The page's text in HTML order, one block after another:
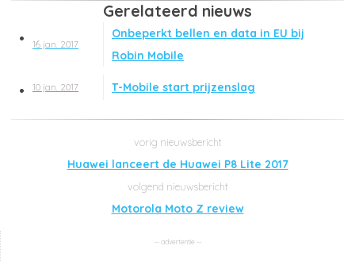
Gerelateerd nieuws
16 jan. 2017
Onbeperkt bellen en data in EU bij
Robin Mobile
10 jan. 2017 T-Mobile start prijzenslag
Huawei lanceert de Huawei P8 Lite 2017
Motorola Moto Z review